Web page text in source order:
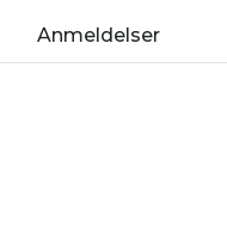
Anmeldelser